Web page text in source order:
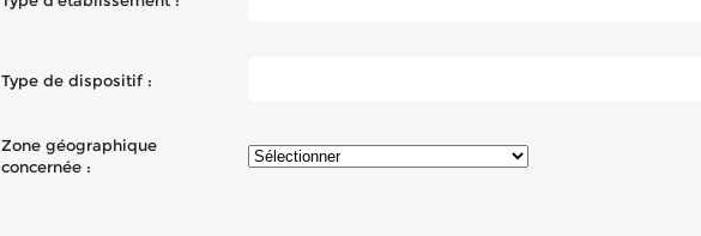
Type de dispositif :
Zone géographique
concernée :